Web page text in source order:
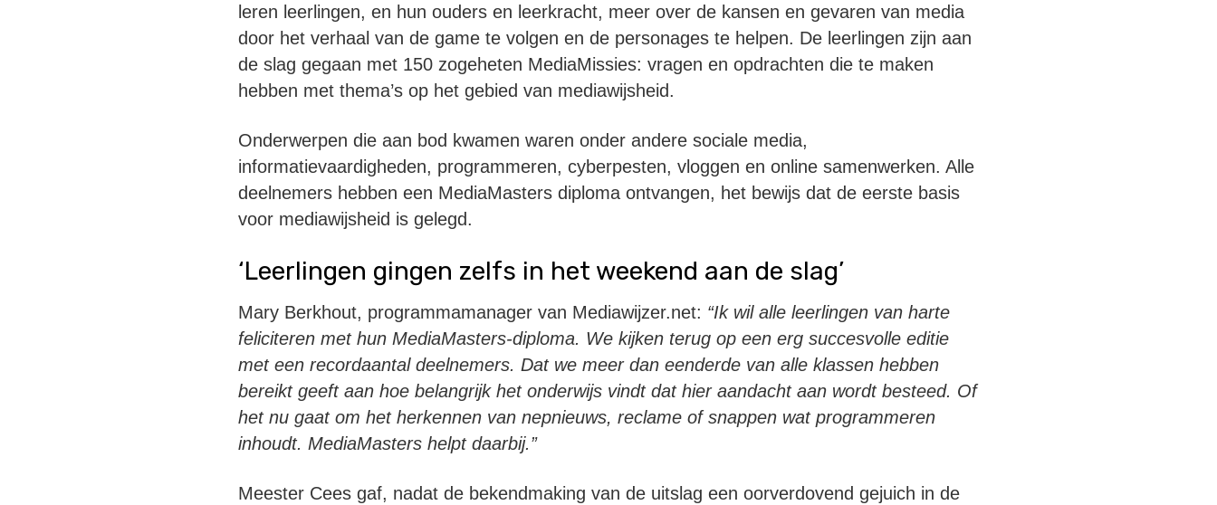
leren leerlingen, en hun ouders en leerkracht, meer over de kansen en gevaren van media
door het verhaal van de game te volgen en de personages te helpen. De leerlingen zijn aan
de slag gegaan met 150 zogeheten MediaMissies: vragen en opdrachten die te maken
hebben met thema’s op het gebied van mediawijsheid.
Onderwerpen die aan bod kwamen waren onder andere sociale media,
informatievaardigheden, programmeren, cyberpesten, vloggen en online samenwerken. Alle
deelnemers hebben een MediaMasters diploma ontvangen, het bewijs dat de eerste basis
voor mediawijsheid is gelegd.
‘Leerlingen gingen zelfs in het weekend aan de slag’
Mary Berkhout, programmamanager van Mediawijzer.net: “Ik wil alle leerlingen van harte
feliciteren met hun MediaMasters-diploma. We kijken terug op een erg succesvolle editie
met een recordaantal deelnemers. Dat we meer dan eenderde van alle klassen hebben
bereikt geeft aan hoe belangrijk het onderwijs vindt dat hier aandacht aan wordt besteed. Of
het nu gaat om het herkennen van nepnieuws, reclame of snappen wat programmeren
inhoudt. MediaMasters helpt daarbij.”
Meester Cees gaf, nadat de bekendmaking van de uitslag een oorverdovend gejuich in de